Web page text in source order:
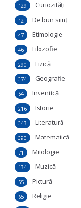
Curiozităţi
129
De bun simţ
12
Etimologie
47
Filozofie
46
Fizică
290
Geografie
374
Inventică
54
Istorie
216
Literatură
343
Matematică
390
Mitologie
71
Muzică
134
Pictură
55
Religie
65